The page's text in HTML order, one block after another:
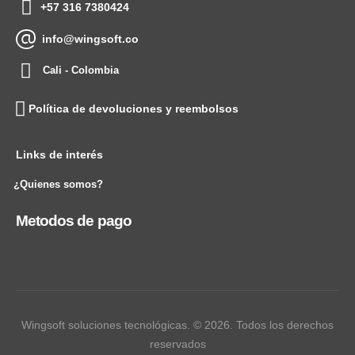
+57 316 7380424
info@wingsoft.co
Cali - Colombia
Política de devoluciones y reembolsos
Links de interés
¿Quienes somos?
Metodos de pago
Wingsoft soluciones tecnológicas. © 2026. Todos los derechos
reservados